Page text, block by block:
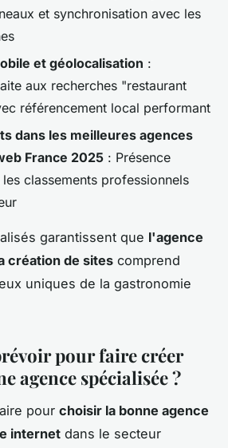
et synchronisation avec les
et géolocalisation :
aux recherches "restaurant
référencement local performant
dans les meilleures agences
France 2025 : Présence
classements professionnels
garantissent que l'agence
création de sites comprend
uniques de la gastronomie
pour faire créer
agence spécialisée ?
pour choisir la bonne agence
internet dans le secteur